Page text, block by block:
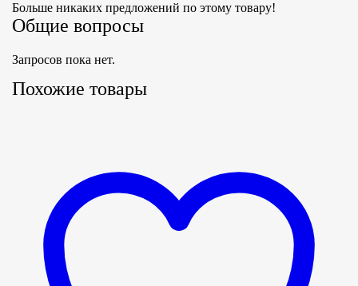
Больше никаких предложений по этому товару!
Общие вопросы
Запросов пока нет.
Похожие товары